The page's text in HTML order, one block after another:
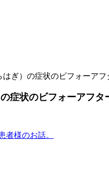
ぎ）の症状のビフォーアフ
症状のビフォーアフタ
様のお話。